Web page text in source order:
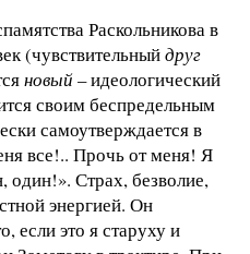
Раскольникова в
(чувствительныйдруг
новый– идеологический
своим беспредельным
самоутверждается в
все!.. Прочь от меня! Я
один!». Страх, безволие,
энергией. Он
если это я старуху и